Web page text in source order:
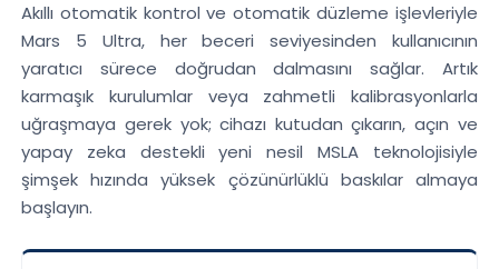
Akıllı otomatik kontrol ve otomatik düzleme işlevleriyle
Mars 5 Ultra, her beceri seviyesinden kullanıcının
yaratıcı sürece doğrudan dalmasını sağlar. Artık
karmaşık kurulumlar veya zahmetli kalibrasyonlarla
uğraşmaya gerek yok; cihazı kutudan çıkarın, açın ve
yapay zeka destekli yeni nesil MSLA teknolojisiyle
şimşek hızında yüksek çözünürlüklü baskılar almaya
başlayın.